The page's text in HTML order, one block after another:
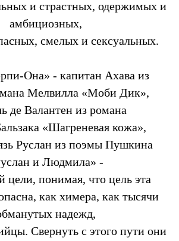
и страстных, одержимых и
амбициозных,
смелых и сексуальных.
Она» - капитан Ахава из
Мелвилла «Моби Дик»,
де Валантен из романа
«Шагреневая кожа»,
Руслан из поэмы Пушкина
и Людмила» -
цели, понимая, что цель эта
как химера, как тысячи
надежд,
Свернуть с этого пути они